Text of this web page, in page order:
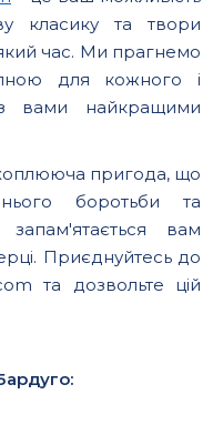
класику та твори
час. Ми прагнемо
для кожного і
вами найкращими
пригода, що
боротьби та
вам
Приєднуйтесь до
та дозвольте цій